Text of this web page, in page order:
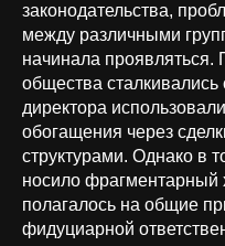
законодательства,
между различными
начинала
общества сталкивались
директора
обогащения через
структурами. Однако в
носило фрагментарный
полагалось на общие
фидуциарной